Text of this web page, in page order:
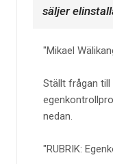
säljer
Mikael
Ställt frågan till
nedan.
"RUBRIK: